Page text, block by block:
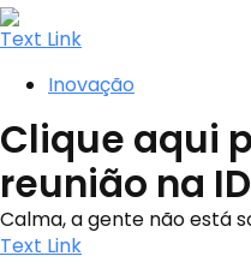
Text Link
Inovação
Clique aqui
reunião na
Calma, a gente não está
Text Link